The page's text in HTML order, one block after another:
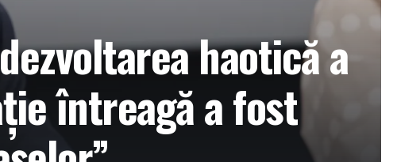
haotică a
întreagă a fost